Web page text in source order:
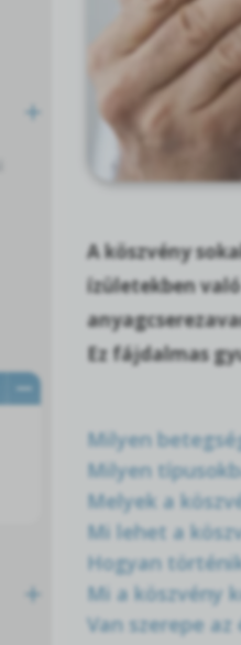
A köszvény
ízületekben
Ez fájdalmas
Milyen
Milyen
Melyek a
Mi lehet a
Hogyan
Mi a köszvény
Van szerepe